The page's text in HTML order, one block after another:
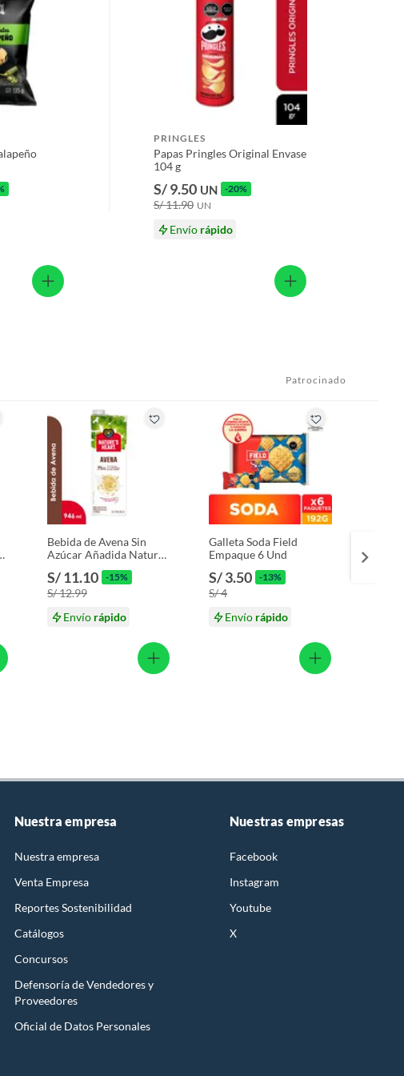
PRINGLES
Papas Pringles Original Envase
104 g
S/ 9.50 UN -20%
S/ 11.90 UN
Envío rápido
Patrocinado
Bebida de Avena Sin
Azúcar Añadida Nature’s
Heart Botella 946 mL
S/ 11.10 -15%
S/ 12.99
Envío rápido
Galleta Soda Field
Empaque 6 Und
S/ 3.50 -13%
S/ 4
Envío rápido
Nuestra empresa
Nuestra empresa
Venta Empresa
Reportes Sostenibilidad
Catálogos
Concursos
Defensoría de Vendedores y
Proveedores
Oficial de Datos Personales
Nuestras empresas
Facebook
Instagram
Youtube
X